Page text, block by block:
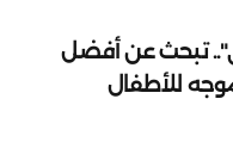
تبحث عن أفضل
للأطفال